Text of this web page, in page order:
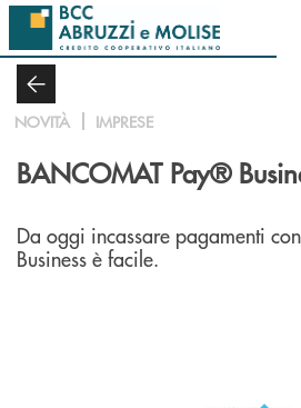
Salta al contenuto principale
NOVITÀ IMPRESE
BANCOMAT Pay®
Da oggi incassare pagamenti
Business è facile.